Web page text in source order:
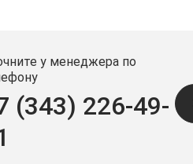
у менеджера по
(343) 226-49-